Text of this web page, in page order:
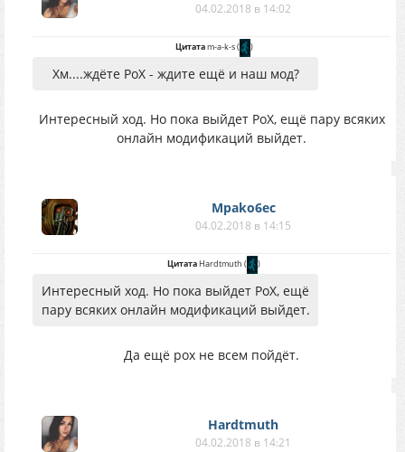
04.02.2018 в 14:02
Цитатаm-a-k-s( )
Хм....ждёте РоХ - ждите ещё и наш мод?
Интересный ход. Но пока выйдет РоХ, ещё пару всяких
онлайн модификаций выйдет.
Mpako6ec
04.02.2018 в 14:15
ЦитатаHardtmuth ( )
Интересный ход. Но пока выйдет РоХ, ещё
пару всяких онлайн модификаций выйдет.
Да ещё рох не всем пойдёт.
Hardtmuth
04.02.2018 в 14:21